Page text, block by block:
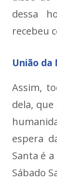
dessa
recebeu
União da
Assim,
dela,
espera
Santa é
Sábado